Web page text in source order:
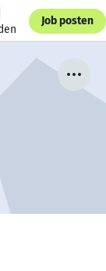
Job posten